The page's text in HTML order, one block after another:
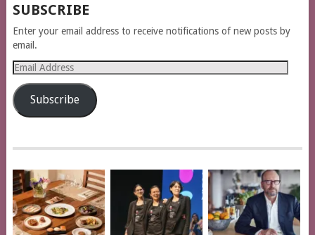
SUBSCRIBE
Enter your email address to receive notifications of new posts by
email.
Email
Address
Subscribe